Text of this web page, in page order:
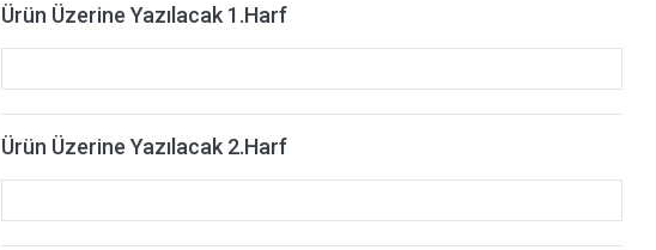
Ürün Üzerine Yazılacak 1.Harf
Ürün Üzerine Yazılacak 2.Harf